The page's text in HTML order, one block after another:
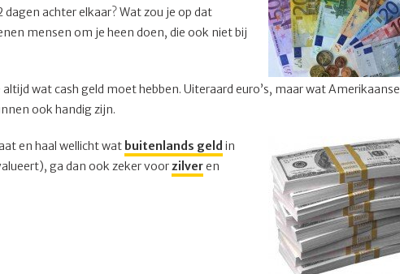
achter elkaar? Wat zou je op dat
mensen om je heen doen, die ook niet bij
wat cash geld moet hebben. Uiteraard euro’s, maar wat Amerikaanse
ook handig zijn.
en haal wellicht wat buitenlands geld in
ga dan ook zeker voorzilveren